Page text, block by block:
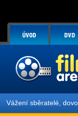
Vážení sběratelé,